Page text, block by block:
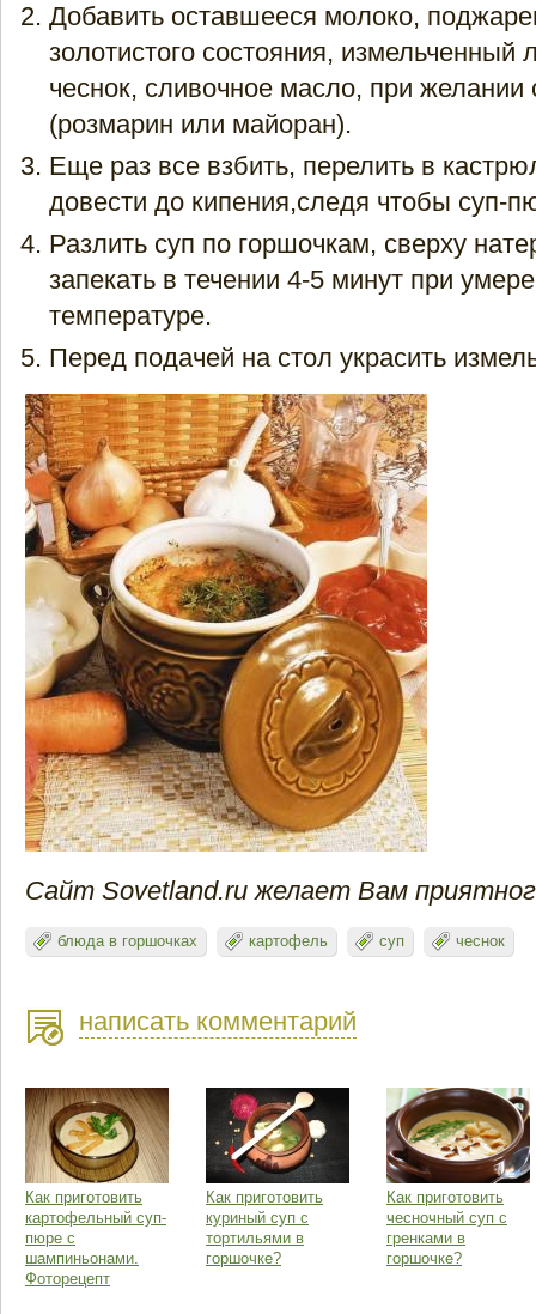
Добавить оставшееся молоко,
золотистого состояния, измельченный
чеснок, сливочное масло, при желании
(розмарин или майоран).
Еще раз все взбить, перелить в
довести до кипения,следя чтобы суп-
Разлить суп по горшочкам, сверху
запекать в течении 4-5 минут при
температуре.
Перед подачей на стол украсить
Сайт Sovetland.ru желает Вам
блюда в горшочках картофель суп чеснок
написать комментарий
Как приготовить
картофельный суп-
пюре с
шампиньонами.
Фоторецепт
Как приготовить
куриный суп с
тортильями в
горшочке?
Как приготовить
чесночный суп с
гренками в
горшочке?